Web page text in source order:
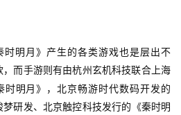
时明月》产生的各类游戏也是层出不
，而手游则有由杭州玄机科技联合上海
时明月》，北京畅游时代数码开发的
梦研发、北京触控科技发行的 《秦时明